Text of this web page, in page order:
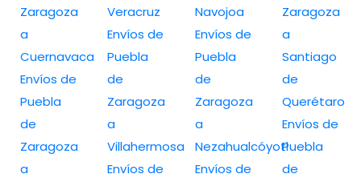
Zaragoza
a
Cuernavaca
Envíos de
Puebla
de
Zaragoza
a
Veracruz
Envíos de
Puebla
de
Zaragoza
a
Villahermosa
Envíos de
Navojoa
Envíos de
Puebla
de
Zaragoza
a
Nezahualcóyotl
Envíos de
Zaragoza
a
Santiago
de
Querétaro
Envíos de
Puebla
de